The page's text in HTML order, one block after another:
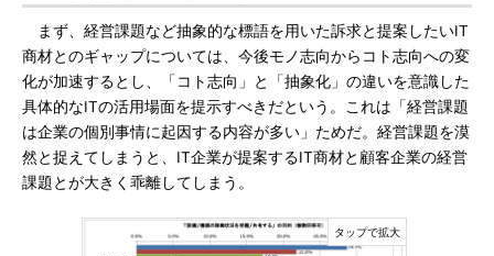
まず、経営課題など抽象的な標語を用いた訴求と提案したいIT
商材とのギャップについては、今後モノ志向からコト志向への変
化が加速するとし、「コト志向」と「抽象化」の違いを意識した
具体的なITの活用場面を提示すべきだという。これは「経営課題
は企業の個別事情に起因する内容が多い」ためだ。経営課題を漠
然と捉えてしまうと、IT企業が提案するIT商材と顧客企業の経営
課題とが大きく乖離してしまう。